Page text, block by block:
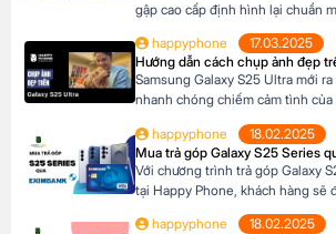
gập cao cấp định hình lại chuẩn
Với thiết kế siêu mỏng chỉ 4.2mm
200MP sắc nét chưa từng có trên
này không chỉ là một thiết bị
happyphone
17.03.2025
Hướng dẫn cách chụp ảnh đẹp
Samsung Galaxy S25 Ultra mới
nhanh chóng chiếm cảm tình
200MP, khả năng zoom xa ấn
thông minh giúp ghi lại những
cuộc sống. Sau đây […]
happyphone
18.02.2025
Mua trả góp Galaxy S25 Series
Với chương trình trả góp Galaxy
tại Happy Phone, khách hàng sẽ
lựa chọn kỳ hạn trả góp từ 3 đến
happyphone
18.02.2025